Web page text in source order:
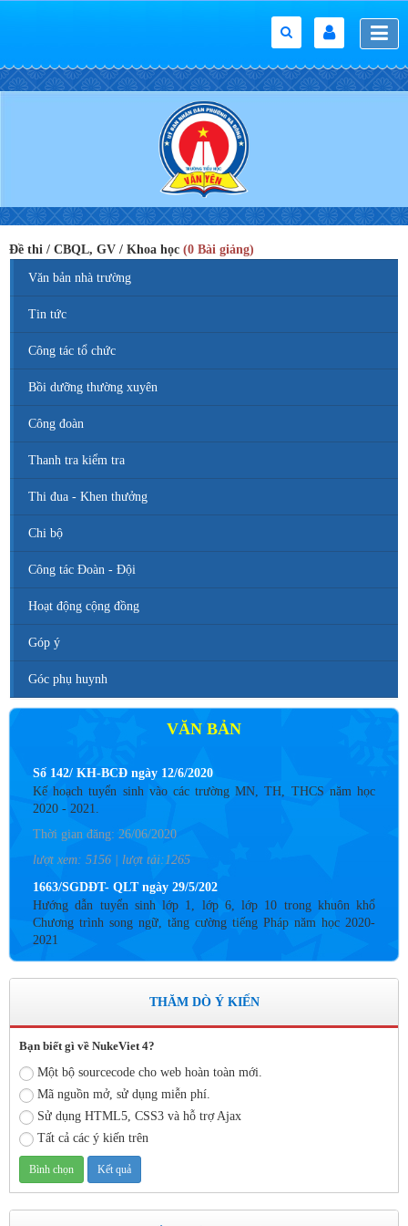
Đề thi / CBQL, GV / Khoa học (0 Bài giảng)
Văn bản nhà trường
Tin tức
Công tác tổ chức
Bồi dưỡng thường xuyên
Công đoàn
Thanh tra kiểm tra
Thi đua - Khen thưởng
Chi bộ
Công tác Đoàn - Đội
Hoạt động cộng đồng
Góp ý
Góc phụ huynh
VĂN BẢN
Kế hoạch tuyển sinh vào các trường MN, TH, THCS năm học
2020 - 2021.
Hướng dẫn tuyển sinh lớp 1, lớp 6, lớp 10 trong khuôn khổ
Chương trình song ngữ, tăng cường tiếng Pháp năm học 2020-
2021
lượt xem: 4187 | lượt tải:757
Số: 05 /KHCM - THVY NGÀY 10/9&
KẾ HOẠCH BỒI DƯỠNG VÀ PHÁT TRIỂN ĐỘI NGŨ NĂM
HỌC 2019- 2020
Thời gian đăng: 11/06/2020
lượt xem: 8577 | lượt tải:2798
Số: 03 /KH-THVY ngày 17/9�
KẾ HOẠCH CÔNG TÁC KIỂM TRA NỘI BỘ NĂM HỌC
2019– 2020
Thời gian đăng: 11/06/2020
lượt xem: 11758 | lượt tải:671
THĂM DÒ Ý KIẾN
Bạn biết gì về NukeViet 4?
Một bộ sourcecode cho web hoàn toàn mới.
Mã nguồn mở, sử dụng miễn phí.
Sử dụng HTML5, CSS3 và hỗ trợ Ajax
Tất cả các ý kiến trên